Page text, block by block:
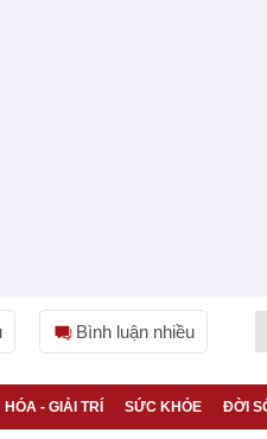
Bình luận nhiều
- GIẢI TRÍ SỨC KHỎE ĐỜI